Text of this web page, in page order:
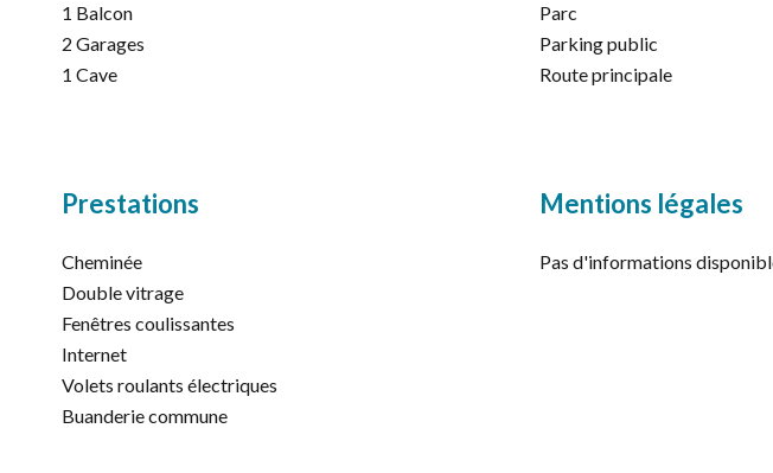
1 Balcon
2 Garages
1 Cave
Parc
Parking public
Route principale
Prestations
Cheminée
Double vitrage
Fenêtres coulissantes
Internet
Volets roulants électriques
Buanderie commune
Mentions légales
Pas d'informations